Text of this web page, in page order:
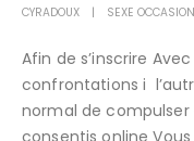
CYRADOUX SEXE
Afin de s’inscrire
confrontations i
normal de compulser
consentis online